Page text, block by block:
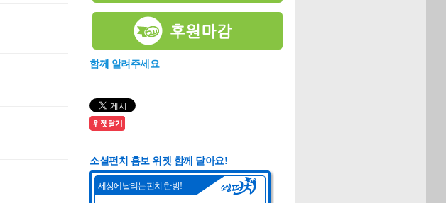
함께 알려주세요
소셜펀치 홈보 위젯 함께 달아요!